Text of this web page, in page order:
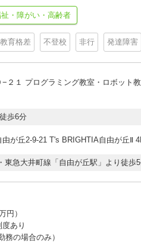
・障がい・高齢者
教育格差 不登校 非行 発達障害
−２１ プログラミング教室・ロボット
歩6分
由が丘2-9-21 T's BRIGHTIA自由が丘Ⅱ
東急大井町線「自由が丘駅」より徒歩
円）
あり
務の場合のみ）